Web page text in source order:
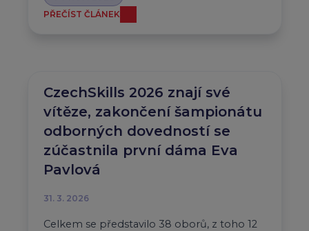
PŘEČÍST ČLÁNEK
CzechSkills 2026 znají své
vítěze, zakončení šampionátu
odborných dovedností se
zúčastnila první dáma Eva
Pavlová
31. 3. 2026
Celkem se představilo 38 oborů, z toho 12